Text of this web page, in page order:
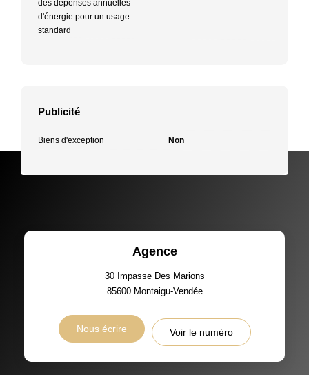
des dépenses annuelles
d'énergie pour un usage
standard
Publicité
Biens d'exception Non
Agence
30 Impasse Des Marions
85600 Montaigu-Vendée
Nous écrire Voir le numéro